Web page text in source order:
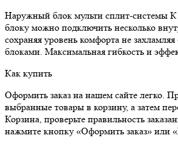
Наружный блок мульти сплит-системы
блоку можно подключить несколько
сохраняя уровень комфорта не
блоками. Максимальная гибкость и
Как купить
Оформить заказ на нашем сайте легко.
выбранные товары в корзину, а затем
Корзина, проверьте правильность
нажмите кнопку «Оформить заказ» или